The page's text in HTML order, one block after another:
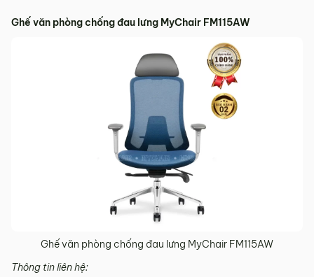
Ghế văn phòng chống đau lưng MyChair FM115AW
Ghế văn phòng chống đau lưng MyChair FM115AW
Thông tin liên hệ: